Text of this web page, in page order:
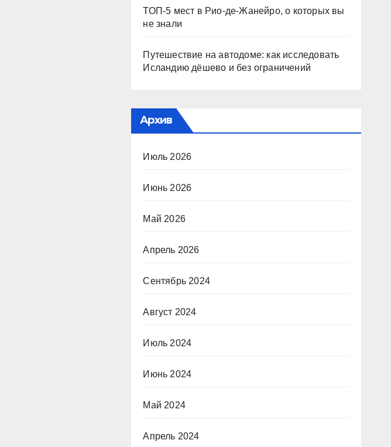
ТОП-5 мест в Рио-де-Жанейро, о которых вы
не знали
Путешествие на автодоме: как исследовать
Исландию дёшево и без ограничений
Архив
Июль 2026
Июнь 2026
Май 2026
Апрель 2026
Сентябрь 2024
Август 2024
Июль 2024
Июнь 2024
Май 2024
Апрель 2024